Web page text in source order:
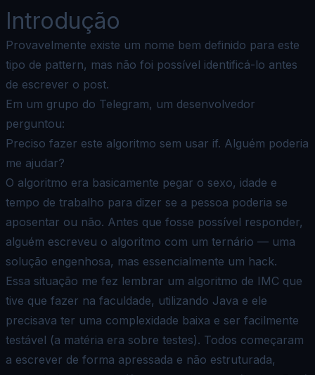
Introdução
Provavelmente existe um nome bem definido para este
tipo de pattern, mas não foi possível identificá-lo antes
de escrever o post.
Em um grupo do Telegram, um desenvolvedor
perguntou:
Preciso fazer este algoritmo sem usar if. Alguém poderia
me ajudar?
O algoritmo era basicamente pegar o sexo, idade e
tempo de trabalho para dizer se a pessoa poderia se
aposentar ou não. Antes que fosse possível responder,
alguém escreveu o algoritmo com um ternário — uma
solução engenhosa, mas essencialmente um hack.
Essa situação me fez lembrar um algoritmo de IMC que
tive que fazer na faculdade, utilizando Java e ele
precisava ter uma complexidade baixa e ser facilmente
testável (a matéria era sobre testes). Todos começaram
a escrever de forma apressada e não estruturada,